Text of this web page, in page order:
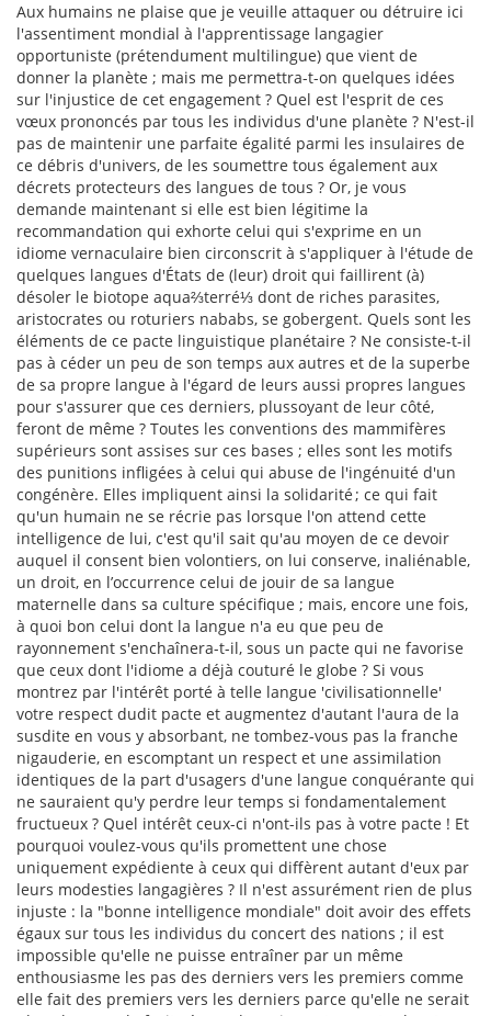
Aux humains ne plaise que je veuille attaquer ou détruire ici
l'assentiment mondial à l'apprentissage langagier
opportuniste (prétendument multilingue) que vient de
donner la planète ; mais me permettra-t-on quelques idées
sur l'injustice de cet engagement ? Quel est l'esprit de ces
vœux prononcés par tous les individus d'une planète ? N'est-il
pas de maintenir une parfaite égalité parmi les insulaires de
ce débris d'univers, de les soumettre tous également aux
décrets protecteurs des langues de tous ? Or, je vous
demande maintenant si elle est bien légitime la
recommandation qui exhorte celui qui s'exprime en un
idiome vernaculaire bien circonscrit à s'appliquer à l'étude de
quelques langues d'États de (leur) droit qui faillirent (à)
désoler le biotope aqua⅔terré⅓ dont de riches parasites,
aristocrates ou roturiers nababs, se gobergent. Quels sont les
éléments de ce pacte linguistique planétaire ? Ne consiste-t-il
pas à céder un peu de son temps aux autres et de la superbe
de sa propre langue à l'égard de leurs aussi propres langues
pour s'assurer que ces derniers, plussoyant de leur côté,
feront de même ? Toutes les conventions des mammifères
supérieurs sont assises sur ces bases ; elles sont les motifs
des punitions infligées à celui qui abuse de l'ingénuité d'un
congénère. Elles impliquent ainsi la solidarité ; ce qui fait
qu'un humain ne se récrie pas lorsque l'on attend cette
intelligence de lui, c'est qu'il sait qu'au moyen de ce devoir
auquel il consent bien volontiers, on lui conserve, inaliénable,
un droit, en l’occurrence celui de jouir de sa langue
maternelle dans sa culture spécifique ; mais, encore une fois,
à quoi bon celui dont la langue n'a eu que peu de
rayonnement s'enchaînera-t-il, sous un pacte qui ne favorise
que ceux dont l'idiome a déjà couturé le globe ? Si vous
montrez par l'intérêt porté à telle langue 'civilisationnelle'
votre respect dudit pacte et augmentez d'autant l'aura de la
susdite en vous y absorbant, ne tombez-vous pas la franche
nigauderie, en escomptant un respect et une assimilation
identiques de la part d'usagers d'une langue conquérante qui
ne sauraient qu'y perdre leur temps si fondamentalement
fructueux ? Quel intérêt ceux-ci n'ont-ils pas à votre pacte ! Et
pourquoi voulez-vous qu'ils promettent une chose
uniquement expédiente à ceux qui diffèrent autant d'eux par
leurs modesties langagières ? Il n'est assurément rien de plus
injuste : la "bonne intelligence mondiale" doit avoir des effets
égaux sur tous les individus du concert des nations ; il est
impossible qu'elle ne puisse entraîner par un même
enthousiasme les pas des derniers vers les premiers comme
elle fait des premiers vers les derniers parce qu'elle ne serait